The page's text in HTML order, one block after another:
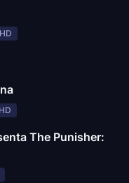
The Punisher: